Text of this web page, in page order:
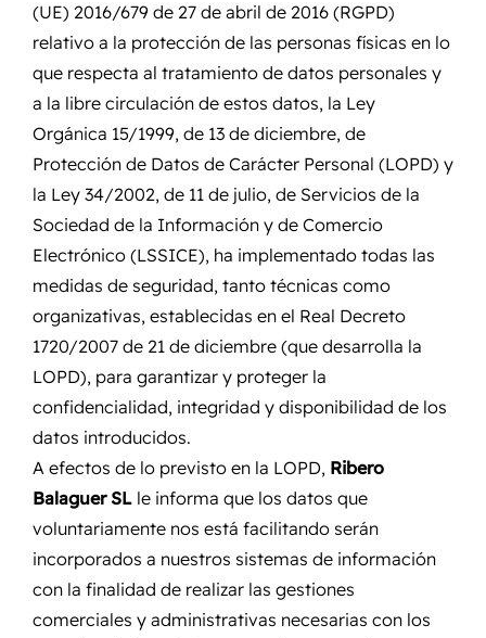
(UE) 2016/679 de 27 de abril de 2016 (RGPD)
relativo a la protección de las personas físicas en lo
que respecta al tratamiento de datos personales y
a la libre circulación de estos datos, la Ley
Orgánica 15/1999, de 13 de diciembre, de
Protección de Datos de Carácter Personal (LOPD) y
la Ley 34/2002, de 11 de julio, de Servicios de la
Sociedad de la Información y de Comercio
Electrónico (LSSICE), ha implementado todas las
medidas de seguridad, tanto técnicas como
organizativas, establecidas en el Real Decreto
1720/2007 de 21 de diciembre (que desarrolla la
LOPD), para garantizar y proteger la
confidencialidad, integridad y disponibilidad de los
datos introducidos.
A efectos de lo previsto en la LOPD, Ribero
Balaguer SL le informa que los datos que
voluntariamente nos está facilitando serán
incorporados a nuestros sistemas de información
con la finalidad de realizar las gestiones
comerciales y administrativas necesarias con los